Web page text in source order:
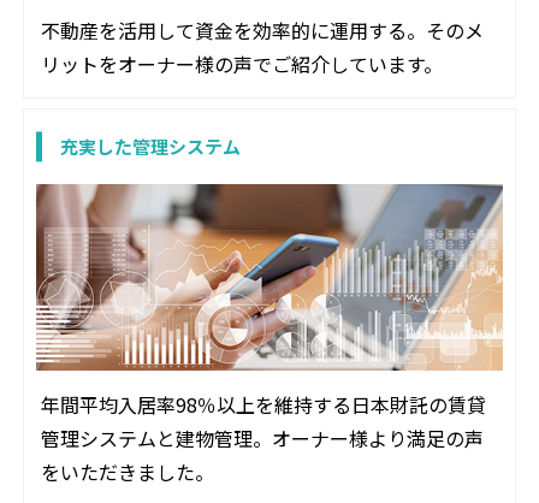
不動産を活用して資金を効率的に運用する。そのメ
リットをオーナー様の声でご紹介しています。
充実した管理システム
年間平均入居率98％以上を維持する日本財託の賃貸
管理システムと建物管理。オーナー様より満足の声
をいただきました。